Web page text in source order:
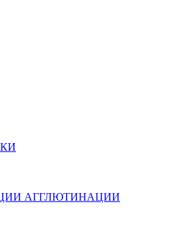
АГГЛЮТИНАЦИИ